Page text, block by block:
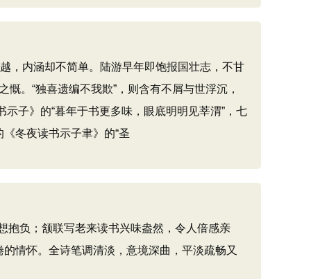
，内涵却不简单。陆游早年即饱报国壮志，不甘
。“独喜遗编不我欺”，则含有不屑与世浮沉，
示子》的“暮年于书更多味，眼底明明见莘渭”，七
冬夜读书示子聿》的“圣
抱负；颔联写老来读书兴味盎然，令人倍感亲
情怀。全诗笔调清淡，意境深曲，平淡疏畅又